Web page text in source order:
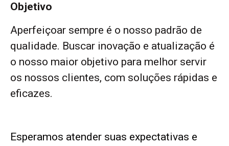
Objetivo
Aperfeiçoar sempre é o nosso padrão de
qualidade. Buscar inovação e atualização é
o nosso maior objetivo para melhor servir
os nossos clientes, com soluções rápidas e
eficazes.
Esperamos atender suas expectativas e